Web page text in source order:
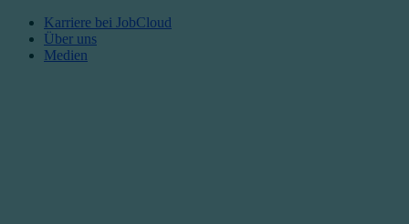
Karriere bei JobCloud​
Über uns
Medien